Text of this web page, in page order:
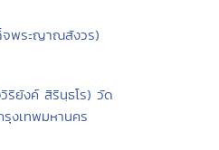
จพระญาณสังวร)
ยังค์ สิรินฺธโร) วัด
งเทพมหานคร